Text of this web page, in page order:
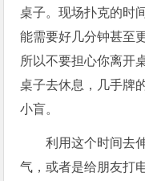
桌子。现场扑克的时
能需要好几分钟甚至
所以不要担心你离开
桌子去休息，几手牌
小盲。
利用这个时间去
气，或者是给朋友打